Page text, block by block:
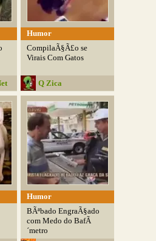
Humor
CompilaÃ§Ã£o se
Virais Com Gatos
Q Zica
Humor
BÃªbado EngraÃ§ado
com Medo do BafÃ
´metro